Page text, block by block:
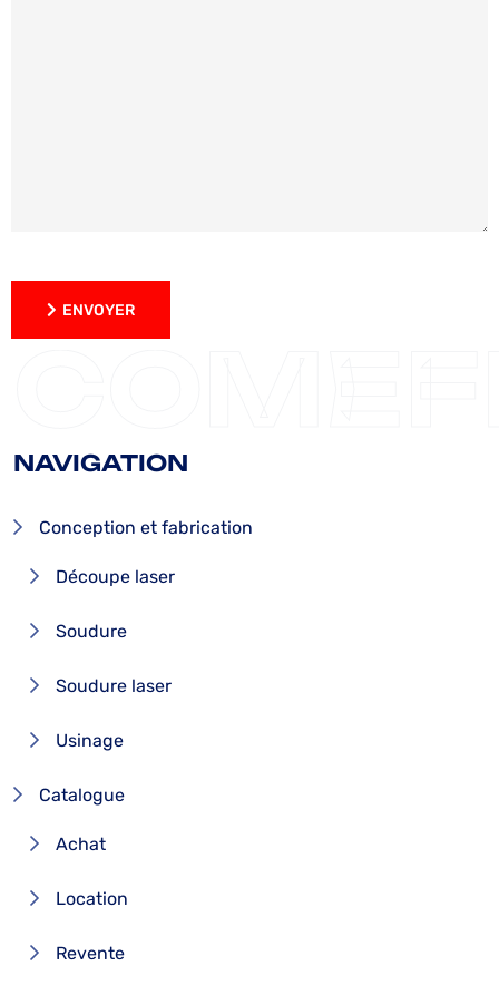
ENVOYER
NAVIGATION
Conception et fabrication
Découpe laser
Soudure
Soudure laser
Usinage
Catalogue
Achat
Location
Revente